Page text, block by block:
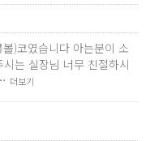
)코였습니다 아는분이 소
는 실장님 너무 친절하시
더보기